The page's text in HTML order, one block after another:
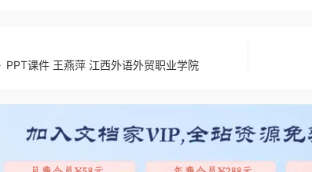
PPT课件 王燕萍 江西外语外贸职业学院